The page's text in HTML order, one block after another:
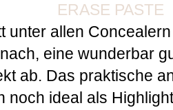
ERASE PASTE
unter allen
eine wunderbar
ab. Das praktische
noch ideal als